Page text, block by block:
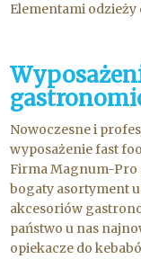
Elementami odzieży
Nowoczesne i
wyposażenie fast
Firma Magnum-Pro
bogaty asortyment
akcesoriów
państwo u nas
opiekacze do